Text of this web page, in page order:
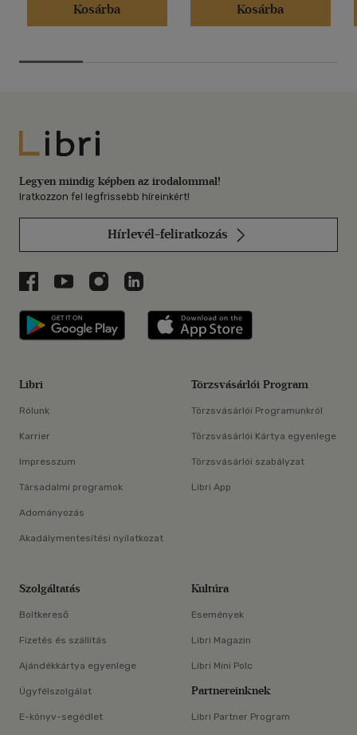
Kosárba
Kosárba
Libri
Legyen mindig képben az irodalommal!
Iratkozzon fel legfrissebb híreinkért!
Hírlevél-feliratkozás
Libri a Facebookon
Libri a Youtube-on
Libri az Instagramon
Libri a LinkedInen
Libri applikáció Szerezd meg: Google
Libri
Rólunk
Karrier
Impresszum
Társadalmi programok
Adományozás
Akadálymentesítési nyilatkozat
Törzsvásárlói Program
Törzsvásárlói Programunkról
Törzsvásárlói Kártya egyenlege
Törzsvásárlói szabályzat
Libri App
Szolgáltatás
Boltkereső
Fizetés és szállítás
Ajándékkártya egyenlege
Ügyfélszolgálat
E-könyv-segédlet
Kultúra
Események
Libri Magazin
Libri Mini Polc
Partnereinknek
Libri Partner Program